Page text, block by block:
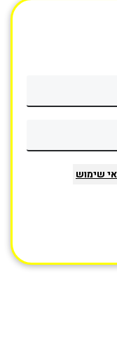
שימוש